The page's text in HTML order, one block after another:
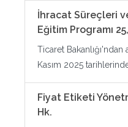
İhracat Süreçleri
Eğitim Programı
Ticaret Bakanlığı'ndan
Kasım 2025 tarihlerinde
Fiyat Etiketi
Hk.